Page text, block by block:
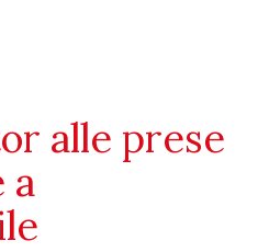
alle prese
a